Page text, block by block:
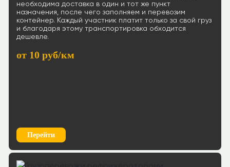
необходима доставка в один и тот же пункт
назначения, после чего заполняем и перевозим
контейнер. Каждый участник платит только за свой груз
и благодаря этому транспортировка обходится
дешевле.
от 10 руб/км
Перейти